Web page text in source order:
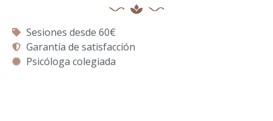
Sesiones desde 60€
Garantía de satisfacción
Psicóloga colegiada